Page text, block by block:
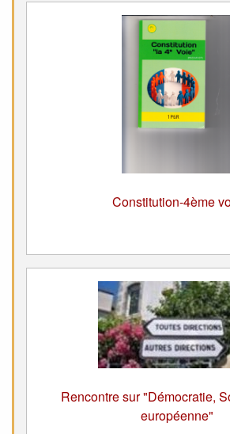
Constitution-4ème
Rencontre sur "Démocratie,
européenne"